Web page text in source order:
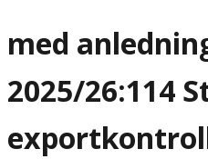
med
2025/26:114